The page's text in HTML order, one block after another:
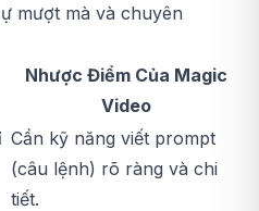
mượt mà và chuyên
Nhược Điểm Của Magic
Video
Cần kỹ năng viết prompt
(câu lệnh) rõ ràng và chi
tiết.